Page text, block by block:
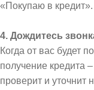
«Покупаю в кредит».
4. Дождитесь
Когда от вас будет
получение кредита
проверит и уточнит